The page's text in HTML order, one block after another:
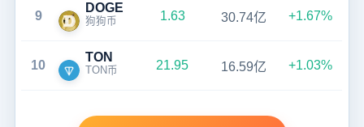
9
DOGE
狗狗币 1.63 30.74亿 +1.67%
10
TON
TON币 21.95 16.59亿 +1.03%